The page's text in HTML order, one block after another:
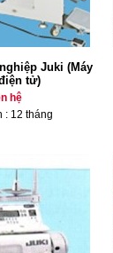
Juki (Máy
tử)
hệ
: 12 tháng